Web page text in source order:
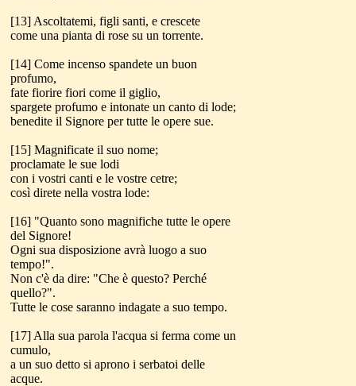
[13] Ascoltatemi, figli santi, e crescete
come una pianta di rose su un torrente.
[14] Come incenso spandete un buon
profumo,
fate fiorire fiori come il giglio,
spargete profumo e intonate un canto di lode;
benedite il Signore per tutte le opere sue.
[15] Magnificate il suo nome;
proclamate le sue lodi
con i vostri canti e le vostre cetre;
così direte nella vostra lode:
[16] "Quanto sono magnifiche tutte le opere
del Signore!
Ogni sua disposizione avrà luogo a suo
tempo!".
Non c'è da dire: "Che è questo? Perché
quello?".
Tutte le cose saranno indagate a suo tempo.
[17] Alla sua parola l'acqua si ferma come un
cumulo,
a un suo detto si aprono i serbatoi delle
acque.